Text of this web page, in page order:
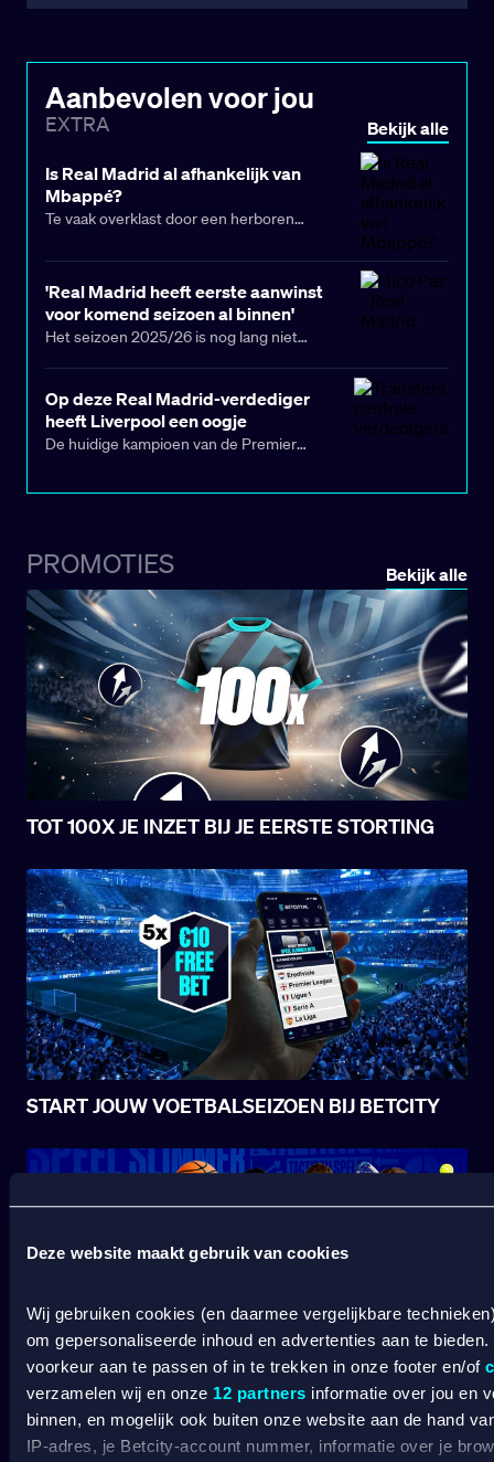
Deze website maakt gebruik van cookies
Wij gebruiken cookies (en daarmee vergelijkbare
om gepersonaliseerde inhoud en advertenties aan te
voorkeur aan te passen of in te trekken in onze footer en/of
verzamelen wij en onze 12 partners informatie over jou en
binnen, en mogelijk ook buiten onze website aan de hand
IP-adres, je Betcity-account nummer, informatie over je
Aanbevolen voor jou
EXTRA Bekijk alle
Is Real Madrid al afhankelijk van
Mbappé?
Te vaak overklast door een herboren
Anfield hun tweede nederlaag van het
seizoen. Wanneer hun Franse spits niet in
topvorm is, vinden ze maar moeilijk
alternatieven.
'Real Madrid heeft eerste aanwinst
voor komend seizoen al binnen'
Het seizoen 2025/26 is nog lang niet
2026/27, die midden volgend jaar plaatsvindt,
al gekozen.
Op deze Real Madrid-verdediger
heeft Liverpool een oogje
De huidige kampioen van de Premier
crisis en heeft volgens de krant “Marca”
PROMOTIES Bekijk alle
TOT 100X JE INZET BIJ JE EERSTE STORTING
START JOUW VOETBALSEIZOEN BIJ BETCITY
SPORT WELKOMSTBONUS